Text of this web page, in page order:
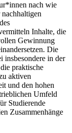
nach wie
Inhalte, die
Gewinnung
Die
insbesondere in der
praktische
aktiven
und den hohen
Umfeld
Studierende
Zusammenhänge